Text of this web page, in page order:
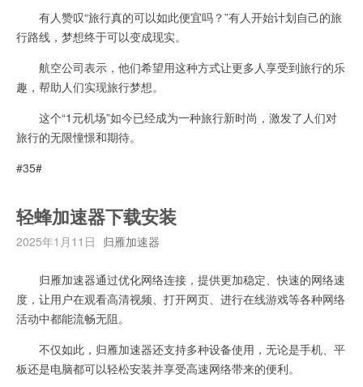
有人赞叹“旅行真的可以如此便宜吗？”有人开始计划自己的旅
行路线，梦想终于可以变成现实。
航空公司表示，他们希望用这种方式让更多人享受到旅行的乐
趣，帮助人们实现旅行梦想。
这个“1元机场”如今已经成为一种旅行新时尚，激发了人们对
旅行的无限憧憬和期待。
#35#
轻蜂加速器下载安装
2025年1月11日 归雁加速器
归雁加速器通过优化网络连接，提供更加稳定、快速的网络速
度，让用户在观看高清视频、打开网页、进行在线游戏等各种网络
活动中都能流畅无阻。
不仅如此，归雁加速器还支持多种设备使用，无论是手机、平
板还是电脑都可以轻松安装并享受高速网络带来的便利。